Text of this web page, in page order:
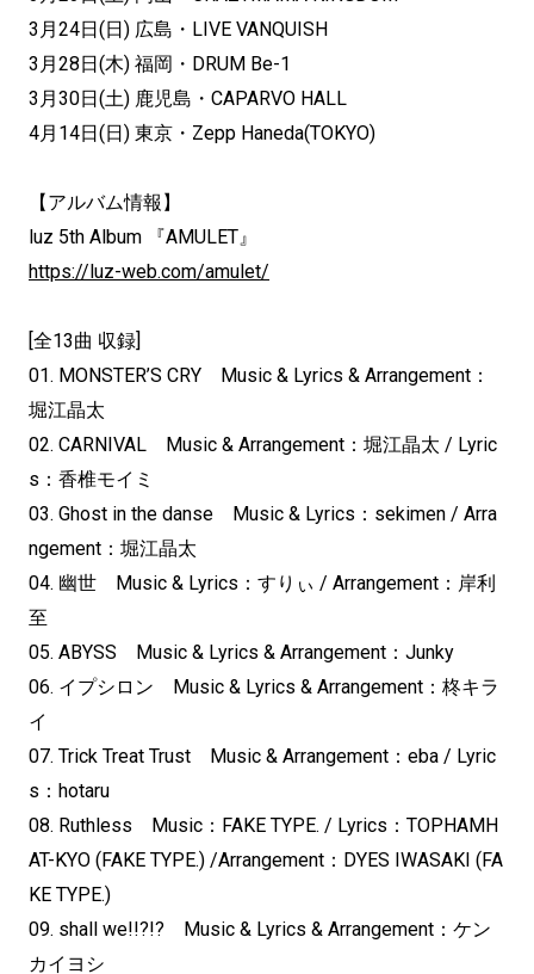
3月24日(日) 広島・LIVE VANQUISH
3月28日(木) 福岡・DRUM Be-1
3月30日(土) 鹿児島・CAPARVO HALL
4月14日(日) 東京・Zepp Haneda(TOKYO)
【アルバム情報】
luz 5th Album 『AMULET』
https://luz-web.com/amulet/
[全13曲 収録]
01. MONSTER’S CRY Music & Lyrics & Arrangement：
堀江晶太
02. CARNIVAL Music & Arrangement：堀江晶太 / Lyric
s：香椎モイミ
03. Ghost in the danse Music & Lyrics：sekimen / Arra
ngement：堀江晶太
04. 幽世 Music & Lyrics：すりぃ / Arrangement：岸利
至
05. ABYSS Music & Lyrics & Arrangement：Junky
06. イプシロン Music & Lyrics & Arrangement：柊キラ
イ
07. Trick Treat Trust Music & Arrangement：eba / Lyric
s：hotaru
08. Ruthless Music：FAKE TYPE. / Lyrics：TOPHAMH
AT-KYO (FAKE TYPE.) /Arrangement：DYES IWASAKI (FA
KE TYPE.)
09. shall we!!?!? Music & Lyrics & Arrangement：ケン
カイヨシ